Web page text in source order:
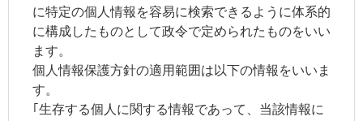
に特定の個人情報を容易に検索できるように体系的
に構成したものとして政令で定められたものをいい
ます。
個人情報保護方針の適用範囲は以下の情報をいいま
す。
｢生存する個人に関する情報であって、当該情報に